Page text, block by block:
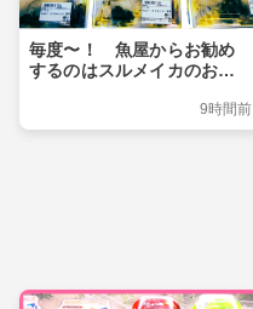
毎度〜！ 魚屋からお勧め
するのはスルメイカのお造
9時間前